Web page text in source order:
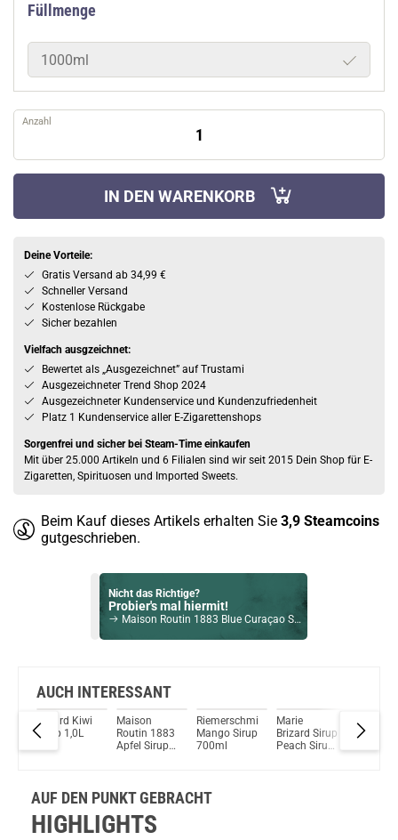
Füllmenge
1000ml
Anzahl
IN DEN WARENKORB
Deine Vorteile:
Gratis Versand ab 34,99 €
Schneller Versand
Kostenlose Rückgabe
Sicher bezahlen
Vielfach ausgzeichnet:
Bewertet als „Ausgezeichnet” auf Trustami
Ausgezeichneter Trend Shop 2024
Ausgezeichneter Kundenservice und Kundenzufriedenheit
Platz 1 Kundenservice aller E-Zigarettenshops
Sorgenfrei und sicher bei Steam-Time einkaufen
Mit über 25.000 Artikeln und 6 Filialen sind wir seit 2015 Dein Shop für E-
Zigaretten, Spirituosen und Imported Sweets.
Beim Kauf dieses Artikels erhalten Sie 3,9 Steamcoins
gutgeschrieben.
Nicht das Richtige?
Probier's mal hiermit!
Maison Routin 1883 Blue Curaçao Sirup 1000ml
Giffard Waldmeister Sirup 1,0L
Du willst Kröten sparen?
Schau mal hier!
Dovpo Ayce Pro Pod System Kit Silber
AUCH INTERESSANT
Giffard Kiwi
Sirup 1,0L
Maison
Routin 1883
Apfel Sirup
Riemerschmid
Mango Sirup
700ml
Marie
Brizard Sirup
Peach Sirup
Monin
Orange
AUF DEN PUNKT GEBRACHT
HIGHLIGHTS